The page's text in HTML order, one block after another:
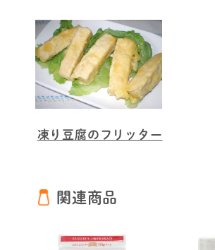
凍り豆腐のフリッター
関連商品